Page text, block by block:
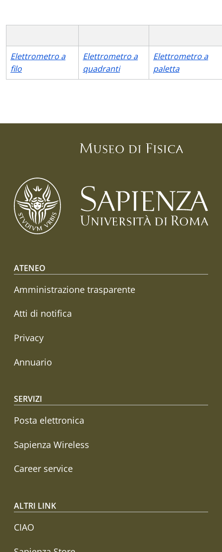
Elettrometro a
filo
Elettrometro a
quadranti
Elettrometro a
paletta
Footer menu
ATENEO
Amministrazione trasparente
Atti di notifica
Privacy
Annuario
SERVIZI
Posta elettronica
Sapienza Wireless
Career service
ALTRI LINK
CIAO